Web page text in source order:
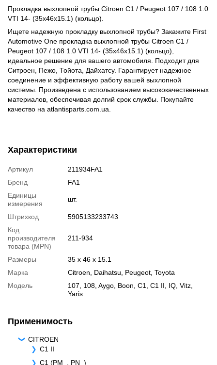
Прокладка выхлопной трубы Citroen C1 / Peugeot 107 / 108 1.0
VTI 14- (35x46x15.1) (кольцо).
Ищете надежную прокладку выхлопной трубы? Закажите First
Automotive One прокладка выхлопной трубы Citroen C1 /
Peugeot 107 / 108 1.0 VTI 14- (35x46x15.1) (кольцо),
идеальное решение для вашего автомобиля. Подходит для
Ситроен, Пежо, Тойота, Дайхатсу. Гарантирует надежное
соединение и эффективную работу вашей выхлопной
системы. Произведена с использованием высококачественных
материалов, обеспечивая долгий срок службы. Покупайте
качество на atlantisparts.com.ua.
Характеристики
Артикул
211934FA1
Бренд
FA1
Единицы
измерения
шт.
Штрихкод
5905133233743
Код
производителя
товара (MPN)
211-934
Размеры
35 x 46 x 15.1
Марка
Citroen Daihatsu Peugeot Toyota
Модель
107 108 Aygo Boon C1 C1 II IQ Vitz
Yaris
Применимость
CITROEN
C1 II
C1 (PM_, PN_)